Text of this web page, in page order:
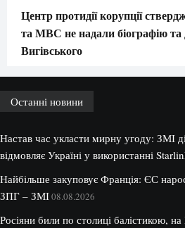
Центр протидії корупції
та МВС не надали біографію та
Вигівського
Останні новини
Настав час укласти мирну угоду: ЗМІ
відмовляє Україні у використанні
Найбільше закуповує Франція: ЄС
ЗПГ – ЗМІ08.08.2026
Росіяни били по столиці балістикою,